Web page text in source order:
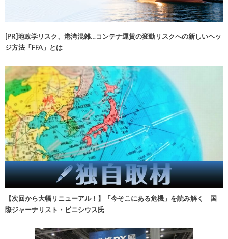
[PR]地政学リスク、港湾混雑…コンテナ運賃の変動リスクへの新しいヘッ
ジ方法「FFA」とは
【次回から大幅リニューアル！】「今そこにある危機」を読み解く 国
際ジャーナリスト・ビニシウス氏